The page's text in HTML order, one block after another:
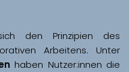
den Prinzipien des
Arbeitens. Unter
haben Nutzer:innen die